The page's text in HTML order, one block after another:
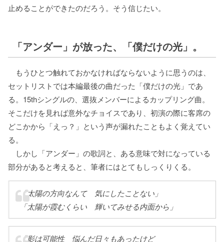
止めることができたのだろう。そう信じたい。
「アンダー」が放った、「僕だけの光」。
もうひとつ触れておかなければならないように思うのは、
セットリストでは本編最後の曲だった「僕だけの光」であ
る。15thシングルの、選抜メンバーによるカップリング曲。
そこだけを見れば意外なチョイスであり、初演の際に客席の
どこかから「えっ？」という声が漏れたこともよく覚えてい
る。
しかし「アンダー」の歌詞と、ある意味で対になっている
部分があると考えると、筆者にはとてもしっくりくる。
「太陽の方向なんて 気にしたことない」
「太陽が霞むくらい 輝いてみせる内面から」
「影は可能性 悩んだ日々もあったけど